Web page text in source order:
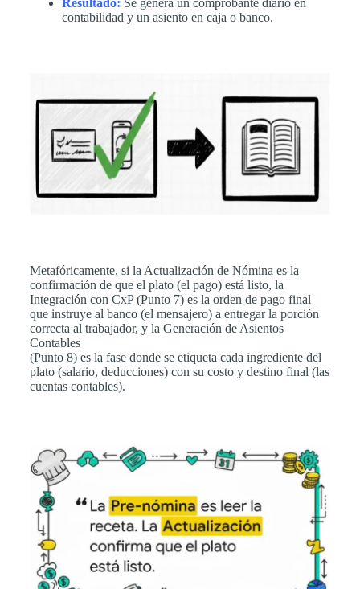
contabilidad y un asiento en caja o banco.
Metafóricamente, si la Actualización de Nómina es la
confirmación de que el plato (el pago) está listo, la
Integración con CxP (Punto 7) es la orden de pago final
que instruye al banco (el mensajero) a entregar la porción
correcta al trabajador, y la Generación de Asientos
Contables
(Punto 8) es la fase donde se etiqueta cada ingrediente del
plato (salario, deducciones) con su costo y destino final (las
cuentas contables).